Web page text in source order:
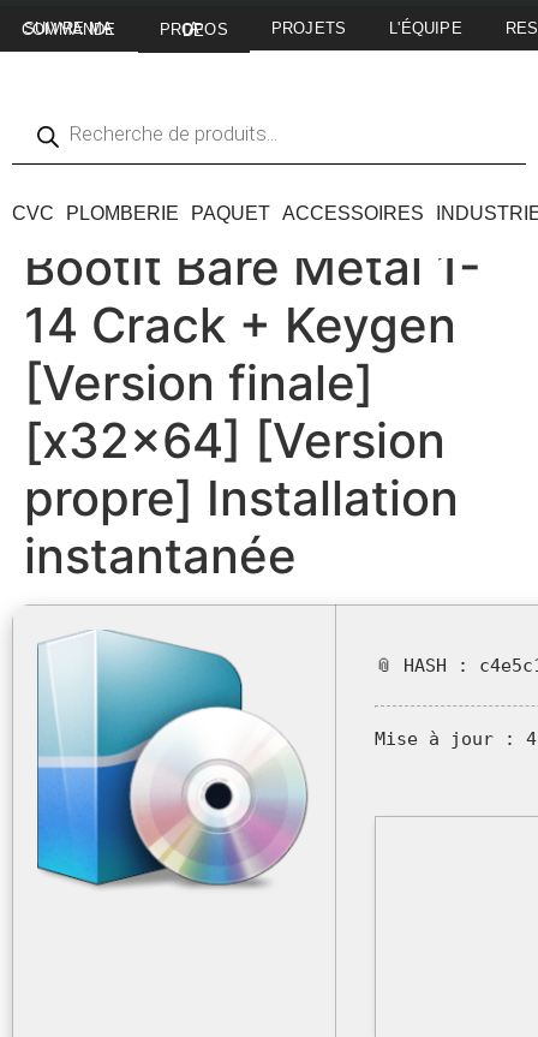
SUIVRE MA COMMANDE A PROPOS DE PROJETS L'ÉQUIPE
CVC PLOMBERIE PAQUET ACCESSOIRES
BootIt Bare Metal 1-
14 Crack + Keygen
[Version finale]
[x32x64] [Version
propre] Installation
instantanée
📎 HASH :
Mise à jour :